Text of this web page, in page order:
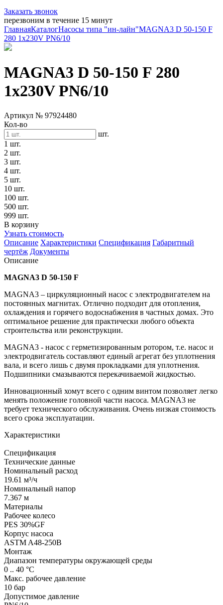
Заказать звонок
перезвоним в течение 15 минут
ГлавнаяКаталогНасосы типа "ин-лайн"MAGNA3 D 50-150 F
280 1x230V PN6/10
MAGNA3 D 50-150 F 280
1x230V PN6/10
Артикул № 97924480
Кол-во
шт.
1 шт.
2 шт.
3 шт.
4 шт.
5 шт.
10 шт.
100 шт.
500 шт.
999 шт.
В корзину
Узнать стоимость
Описание Характеристики Спецификация Габаритный
чертёж Документы
Описание
MAGNA3 D 50-150 F
MAGNA3 – циркуляционный насос с электродвигателем на
постоянных магнитах. Отлично подходит для отопления,
охлаждения и горячего водоснабжения в частных домах. Это
оптимальное решение для практически любого объекта
строительства или реконструкции.
MAGNA3 - насос с герметизированным ротором, т.е. насос и
электродвигатель составляют единый агрегат без уплотнения
вала, и всего лишь с двумя прокладками для уплотнения.
Подшипники смазываются перекачиваемой жидкостью.
Инновационный хомут всего с одним винтом позволяет легко
менять положение головной части насоса. MAGNA3 не
требует технического обслуживания. Очень низкая стоимость
всего срока эксплуатации.
Характеристики
Спецификация
Технические данные
Номинальный расход
19.61 м³/ч
Номинальный напор
7.367 м
Материалы
Рабочее колесо
PES 30%GF
Корпус насоса
ASTM A48-250B
Монтаж
Диапазон температуры окружающей среды
0 .. 40 °C
Макс. рабочее давление
10 бар
Допустимое давление